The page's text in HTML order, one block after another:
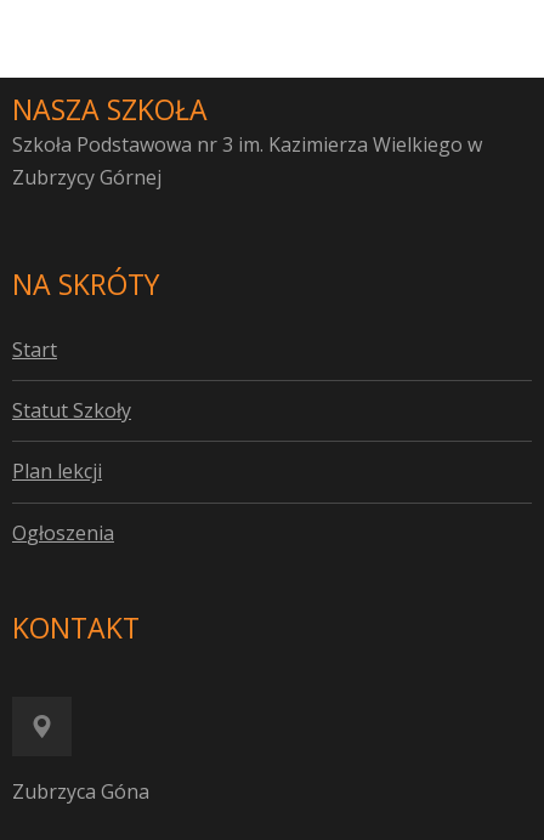
NASZA SZKOŁA
Szkoła Podstawowa nr 3 im. Kazimierza Wielkiego w
Zubrzycy Górnej
NA SKRÓTY
Start
Statut Szkoły
Plan lekcji
Ogłoszenia
KONTAKT
Zubrzyca Góna